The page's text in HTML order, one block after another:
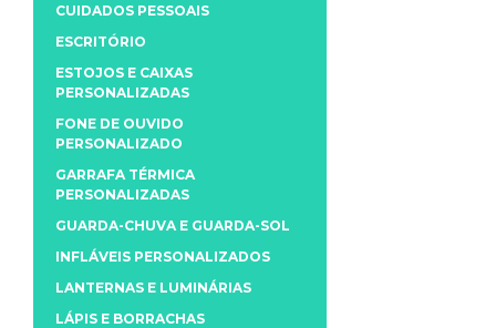
CUIDADOS PESSOAIS
ESCRITÓRIO
ESTOJOS E CAIXAS
PERSONALIZADAS
FONE DE OUVIDO
PERSONALIZADO
GARRAFA TÉRMICA
PERSONALIZADAS
GUARDA-CHUVA E GUARDA-SOL
INFLÁVEIS PERSONALIZADOS
LANTERNAS E LUMINÁRIAS
LÁPIS E BORRACHAS